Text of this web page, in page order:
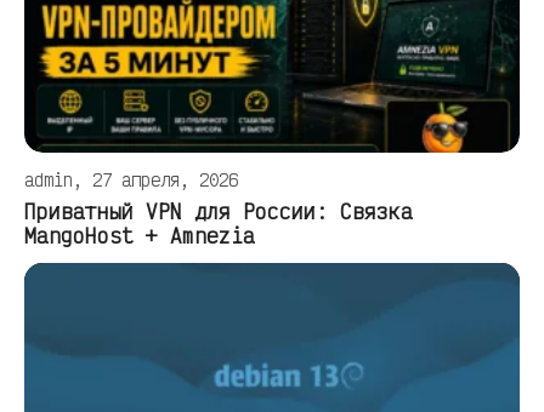
admin, 27 апреля, 2026
Приватный VPN для России: Связка
MangoHost + Amnezia